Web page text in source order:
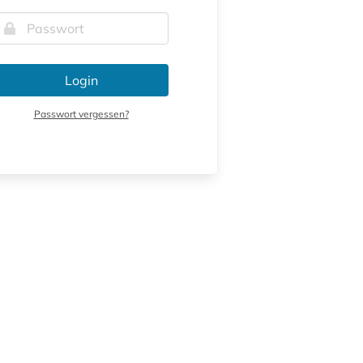
Login
Passwort vergessen?